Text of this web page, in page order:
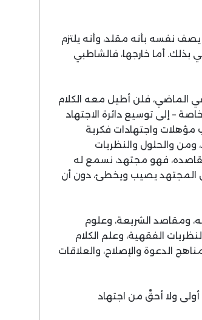
نفسه بأنه مقلد، وأنه يلتزم
أما خارجها، فالشاطبي
الماضي، فلن أطيل معه الكلام
– إلى توسيع دائرة الاجتهاد
مؤهلات واجتهادات فكرية
ومن والحلول والنظريات
فهو مجتهد، نسمع له
المجتهد يصيب ويخطئ، دون أن
ومقاصد الشريعة، وعلوم
الفقهية، وعلم الكلام
الدعوة والإصلاح، والعلاقات
أولى ولا أحقَّ من اجتهاد